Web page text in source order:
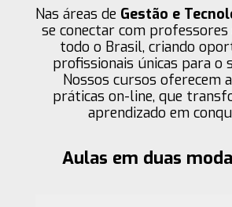
Nas áreas de Gestão e
se conectar com professores
todo o Brasil, criando
profissionais únicas para o
Nossos cursos oferecem
práticas on-line, que
aprendizado em
Aulas em duas